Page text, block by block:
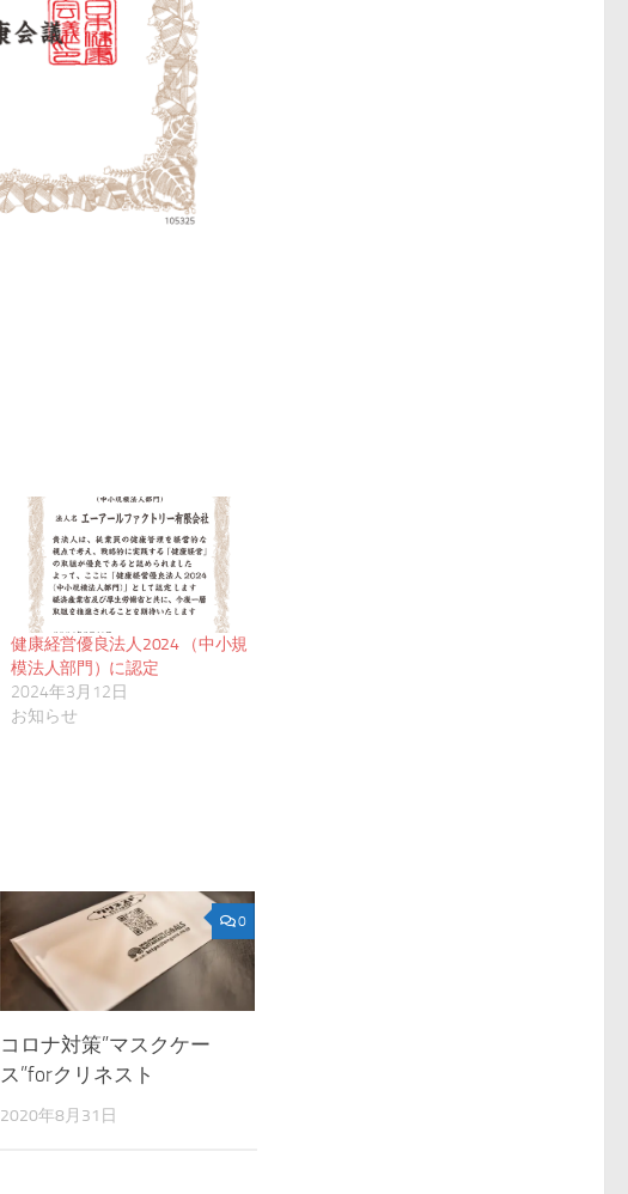
健康経営優良法人2024 （中小規
模法人部門）に認定
2024年3月12日
お知らせ
0
コロナ対策”マスクケー
ス”forクリネスト
2020年8月31日